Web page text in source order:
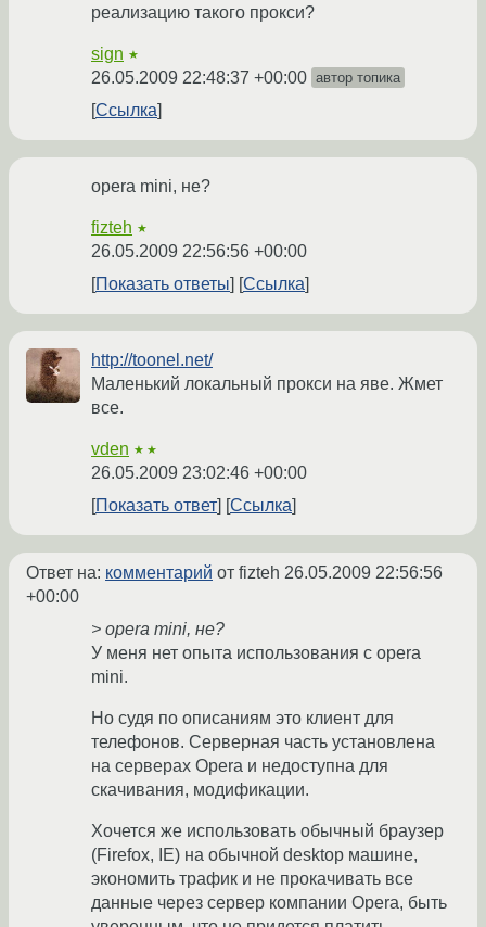
реализацию такого прокси?
sign ★
26.05.2009 22:48:37 +00:00 автор топика
Ссылка
opera mini, не?
fizteh ★
26.05.2009 22:56:56 +00:00
Показать ответы
Ссылка
http://toonel.net/
Маленький локальный прокси на яве. Жмет
все.
vden ★★
26.05.2009 23:02:46 +00:00
Показать ответ
Ссылка
Ответ на: комментарий от fizteh 26.05.2009 22:56:56
+00:00
> opera mini, не?
У меня нет опыта использования с opera
mini.
Но судя по описаниям это клиент для
телефонов. Серверная часть установлена
на серверах Opera и недоступна для
скачивания, модификации.
Хочется же использовать обычный браузер
(Firefox, IE) на обычной desktop машине,
экономить трафик и не прокачивать все
данные через сервер компании Opera, быть